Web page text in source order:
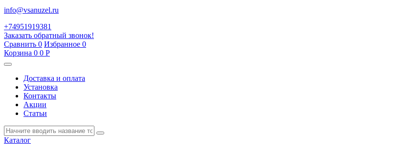
info@vsanuzel.ru
+74951919381
Заказать обратный звонок!
Сравнить 0 Избранное 0
Корзина 0 0 Р
Доставка и оплата
Установка
Контакты
Акции
Статьи
Каталог